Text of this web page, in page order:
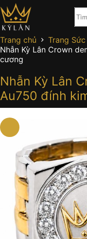
Chuyển
đến
phần
nội
dung
Trang chủ Trang Sức
Nhẫn Kỳ Lân Crown
cương
Nhẫn Kỳ Lân
Au750 đính